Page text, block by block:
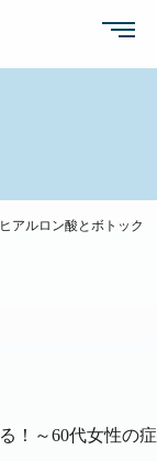
ヒアルロン酸とボトック
！～60代女性の症